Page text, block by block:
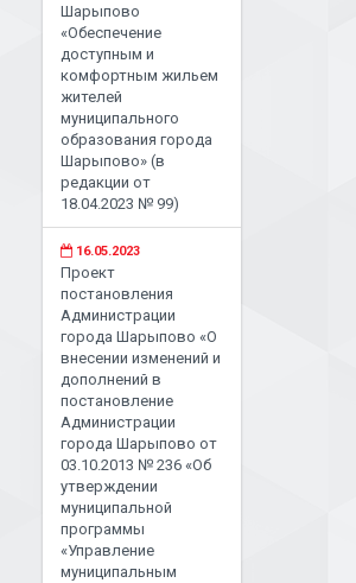
Шарыпово
«Обеспечение
доступным и
комфортным жильем
жителей
муниципального
образования города
Шарыпово» (в
редакции от
18.04.2023 № 99)
16.05.2023
Проект
постановления
Администрации
города Шарыпово «О
внесении изменений и
дополнений в
постановление
Администрации
города Шарыпово от
03.10.2013 № 236 «Об
утверждении
муниципальной
программы
«Управление
муниципальным